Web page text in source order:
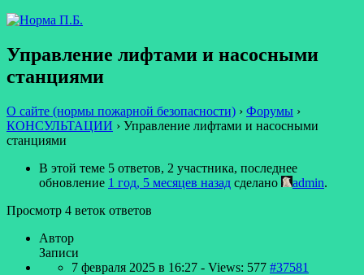
Управление лифтами и насосными
станциями
О сайте (нормы пожарной безопасности) › Форумы ›
КОНСУЛЬТАЦИИ › Управление лифтами и насосными
станциями
В этой теме 5 ответов, 2 участника, последнее
обновление 1 год, 5 месяцев назад сделано admin.
Просмотр 4 веток ответов
Автор
Записи
7 февраля 2025 в 16:27 - Views: 577 #37581